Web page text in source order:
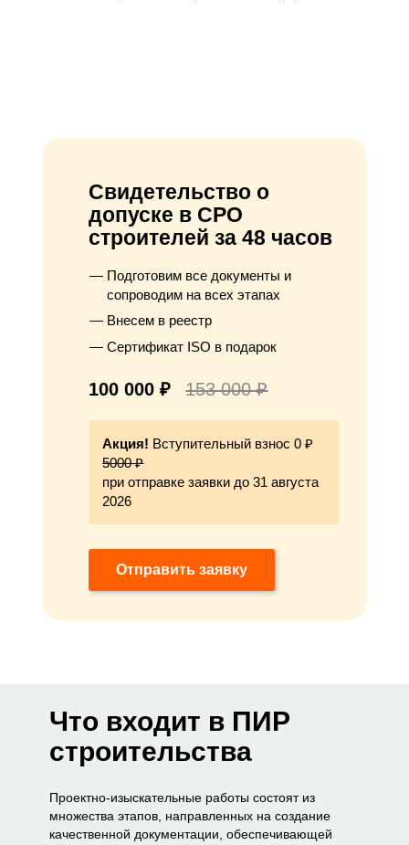
Свидетельство о
допуске в СРО
строителей за 48 часов
Подготовим все документы и
сопроводим на всех этапах
Внесем в реестр
Сертификат ISO в подарок
100 000 ₽ 153 000 ₽
Акция! Вступительный взнос 0 ₽
5000 ₽
при отправке заявки до 31 августа
2026
Отправить заявку
Что входит в ПИР
строительства
Проектно-изыскательные работы состоят из
множества этапов, направленных на создание
качественной документации, обеспечивающей